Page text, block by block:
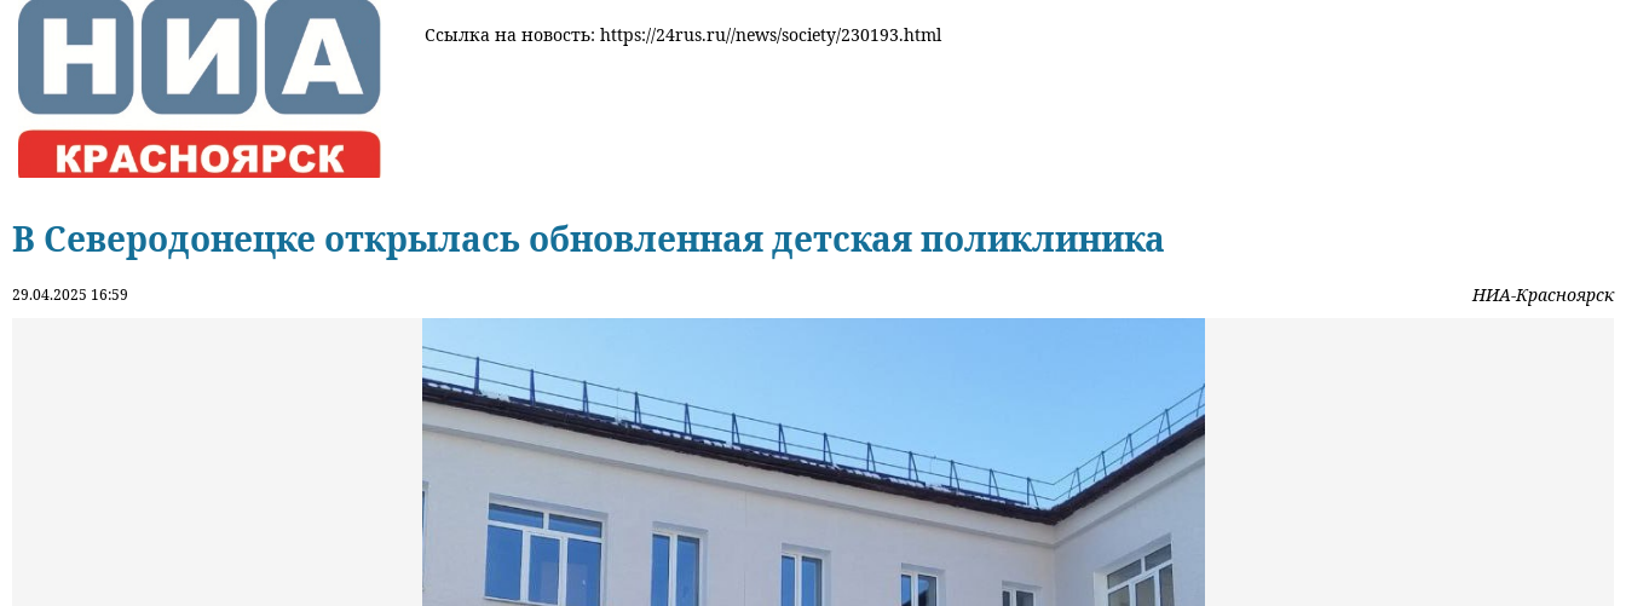
Ссылка на новость: https://24rus.ru//news/society/230193.html
В Северодонецке открылась обновленная детская поликлиника
29.04.2025 16:59 НИА-Красноярск